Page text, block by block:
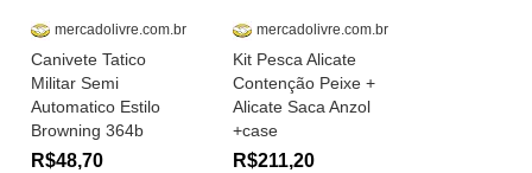
mercadolivre.com.br
Canivete Tatico
Militar Semi
Automatico Estilo
Browning 364b
R$48,70
mercadolivre.com.br
Kit Pesca Alicate
Contenção Peixe +
Alicate Saca Anzol
+case
R$211,20